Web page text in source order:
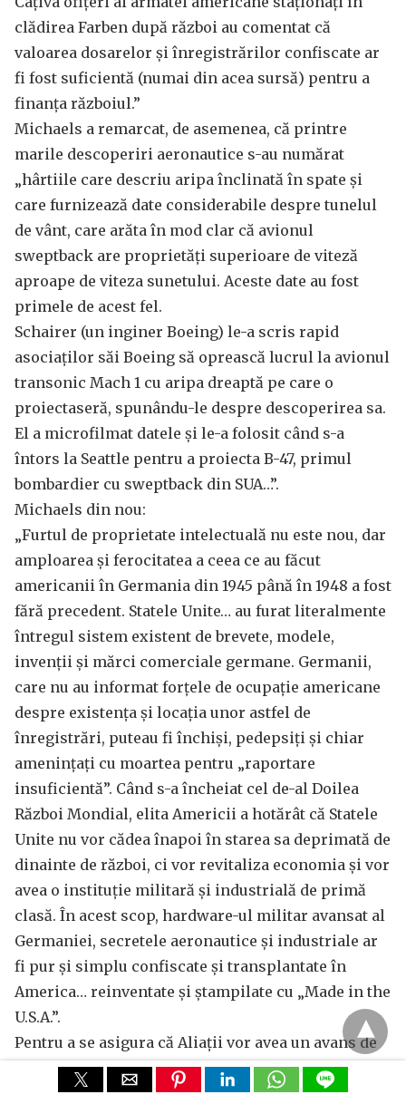
clădirea Farben după război au comentat că
valoarea dosarelor și înregistrărilor confiscate ar
fi fost suficientă (numai din acea sursă) pentru a
finanța războiul.”
Michaels a remarcat, de asemenea, că printre
marile descoperiri aeronautice s-au numărat
„hârtiile care descriu aripa înclinată în spate și
care furnizează date considerabile despre tunelul
de vânt, care arăta în mod clar că avionul
sweptback are proprietăți superioare de viteză
aproape de viteza sunetului. Aceste date au fost
primele de acest fel.
Schairer (un inginer Boeing) le-a scris rapid
asociaților săi Boeing să oprească lucrul la avionul
transonic Mach 1 cu aripa dreaptă pe care o
proiectaseră, spunându-le despre descoperirea sa.
El a microfilmat datele și le-a folosit când s-a
întors la Seattle pentru a proiecta B-47, primul
bombardier cu sweptback din SUA…”.
Michaels din nou:
„Furtul de proprietate intelectuală nu este nou, dar
amploarea și ferocitatea a ceea ce au făcut
americanii în Germania din 1945 până în 1948 a fost
fără precedent. Statele Unite… au furat literalmente
întregul sistem existent de brevete, modele,
invenții și mărci comerciale germane. Germanii,
care nu au informat forțele de ocupație americane
despre existența și locația unor astfel de
înregistrări, puteau fi închiși, pedepsiți și chiar
amenințați cu moartea pentru „raportare
insuficientă”. Când s-a încheiat cel de-al Doilea
Război Mondial, elita Americii a hotărât că Statele
Unite nu vor cădea înapoi în starea sa deprimată de
dinainte de război, ci vor revitaliza economia și vor
avea o instituție militară și industrială de primă
clasă. În acest scop, hardware-ul militar avansat al
Germaniei, secretele aeronautice și industriale ar
fi pur și simplu confiscate și transplantate în
America… reinventate și ștampilate cu „Made in the
U.S.A.”.
Pentru a se asigura că Aliații vor avea un avans de
netrecut în exploatarea brevetelor, germanilor li s-
a interzis chiar să folosească sau să facă referire la